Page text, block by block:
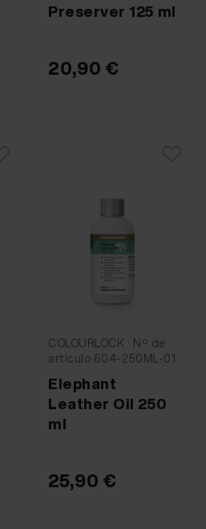
Preserver 125 ml
20,90 €
COLOURLOCK · Nº de
artículo 604-250ML-01
Elephant
Leather Oil 250
ml
25,90 €